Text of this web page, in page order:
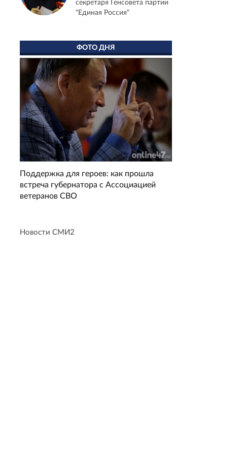
секретаря Генсовета партии
"Единая Россия"
ФОТО ДНЯ
Поддержка для героев: как прошла
встреча губернатора с Ассоциацией
ветеранов СВО
Новости СМИ2